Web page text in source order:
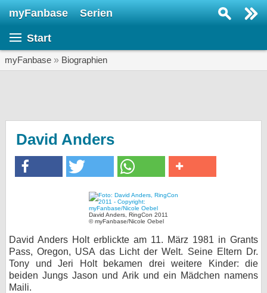
myFanbase Serien
Start
myFanbase » Biographien
David Anders
David Anders, RingCon 2011
© myFanbase/Nicole Oebel
David Anders Holt erblickte am 11. März 1981 in Grants
Pass, Oregon, USA das Licht der Welt. Seine Eltern Dr.
Tony und Jeri Holt bekamen drei weitere Kinder: die
beiden Jungs Jason und Arik und ein Mädchen namens
Maili.
Veranstaltungen
KULTUR
Specials
SERVICE
Forum